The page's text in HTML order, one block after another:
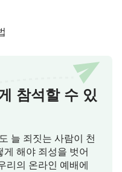
참석할 수 있
늘 죄짓는 사람이 천
해야 죄성을 벗어
리의 온라인 예배에